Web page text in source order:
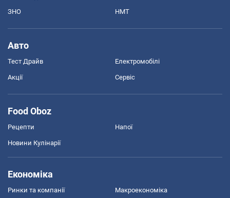
ЗНО НМТ
Авто
Тест Драйв Електромобілі
Акції Сервіс
Food Oboz
Рецепти Напої
Новини Кулінарії
Економіка
Ринки та компанії Макроекономіка